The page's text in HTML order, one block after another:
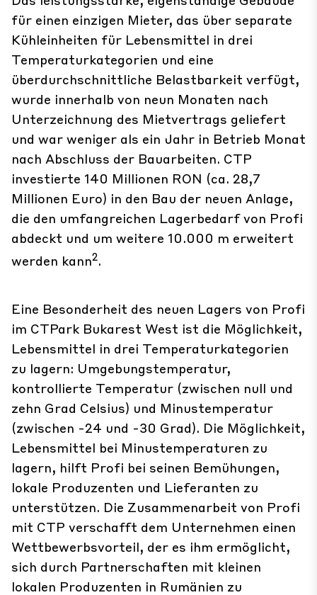
für einen einzigen Mieter, das über separate
Kühleinheiten für Lebensmittel in drei
Temperaturkategorien und eine
überdurchschnittliche Belastbarkeit verfügt,
wurde innerhalb von neun Monaten nach
Unterzeichnung des Mietvertrags geliefert
und war weniger als ein Jahr in Betrieb Monat
nach Abschluss der Bauarbeiten. CTP
investierte 140 Millionen RON (ca. 28,7
Millionen Euro) in den Bau der neuen Anlage,
die den umfangreichen Lagerbedarf von Profi
abdeckt und um weitere 10.000 m erweitert
werden kann2.
Eine Besonderheit des neuen Lagers von Profi
im CTPark Bukarest West ist die Möglichkeit,
Lebensmittel in drei Temperaturkategorien
zu lagern: Umgebungstemperatur,
kontrollierte Temperatur (zwischen null und
zehn Grad Celsius) und Minustemperatur
(zwischen -24 und -30 Grad). Die Möglichkeit,
Lebensmittel bei Minustemperaturen zu
lagern, hilft Profi bei seinen Bemühungen,
lokale Produzenten und Lieferanten zu
unterstützen. Die Zusammenarbeit von Profi
mit CTP verschafft dem Unternehmen einen
Wettbewerbsvorteil, der es ihm ermöglicht,
sich durch Partnerschaften mit kleinen
lokalen Produzenten in Rumänien zu